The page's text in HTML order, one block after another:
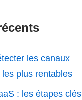
les canaux
les plus rentables
: les étapes clés